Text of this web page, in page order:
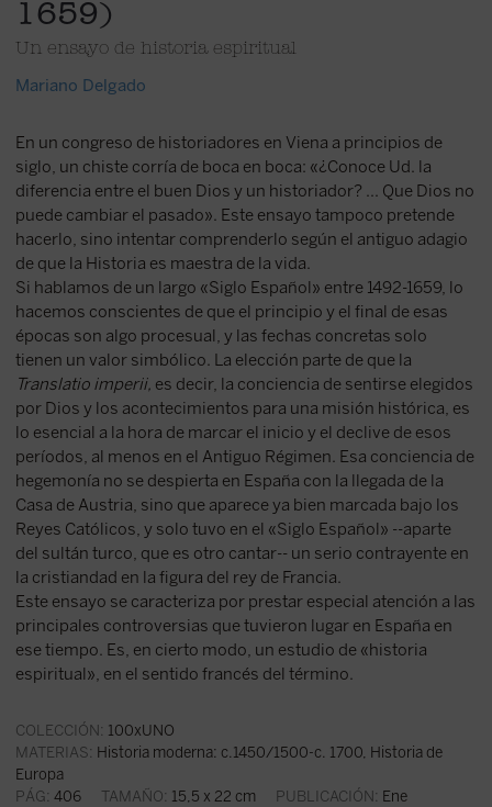
1659)
Un ensayo de historia espiritual
Mariano Delgado
En un congreso de historiadores en Viena a principios de
siglo, un chiste corría de boca en boca: «¿Conoce Ud. la
diferencia entre el buen Dios y un historiador? ... Que Dios no
puede cambiar el pasado». Este ensayo tampoco pretende
hacerlo, sino intentar comprenderlo según el antiguo adagio
de que la Historia es maestra de la vida.
Si hablamos de un largo «Siglo Español» entre 1492-1659, lo
hacemos conscientes de que el principio y el final de esas
épocas son algo procesual, y las fechas concretas solo
tienen un valor simbólico. La elección parte de que la
Translatio imperii, es decir, la conciencia de sentirse elegidos
por Dios y los acontecimientos para una misión histórica, es
lo esencial a la hora de marcar el inicio y el declive de esos
períodos, al menos en el Antiguo Régimen. Esa conciencia de
hegemonía no se despierta en España con la llegada de la
Casa de Austria, sino que aparece ya bien marcada bajo los
Reyes Católicos, y solo tuvo en el «Siglo Español» --aparte
del sultán turco, que es otro cantar-- un serio contrayente en
la cristiandad en la figura del rey de Francia.
Este ensayo se caracteriza por prestar especial atención a las
principales controversias que tuvieron lugar en España en
ese tiempo. Es, en cierto modo, un estudio de «historia
espiritual», en el sentido francés del término.
COLECCIÓN: 100xUNO
MATERIAS: Historia moderna: c.1450/1500-c. 1700, Historia de
Europa
PÁG: 406 TAMAÑO: 15,5 x 22 cm PUBLICACIÓN: Ene